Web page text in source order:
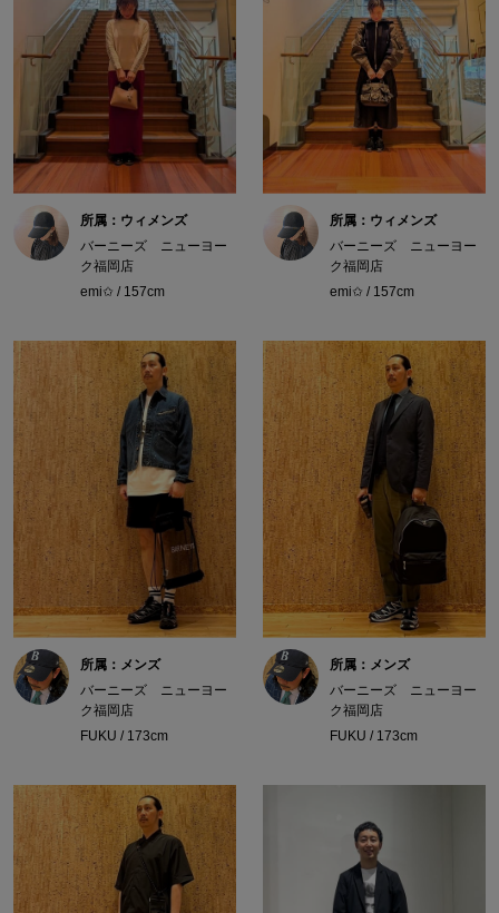
所属：ウィメンズ
バーニーズ ニューヨー
ク福岡店
emi✩ / 157cm
所属：ウィメンズ
バーニーズ ニューヨー
ク福岡店
emi✩ / 157cm
所属：メンズ
バーニーズ ニューヨー
ク福岡店
FUKU / 173cm
所属：メンズ
バーニーズ ニューヨー
ク福岡店
FUKU / 173cm